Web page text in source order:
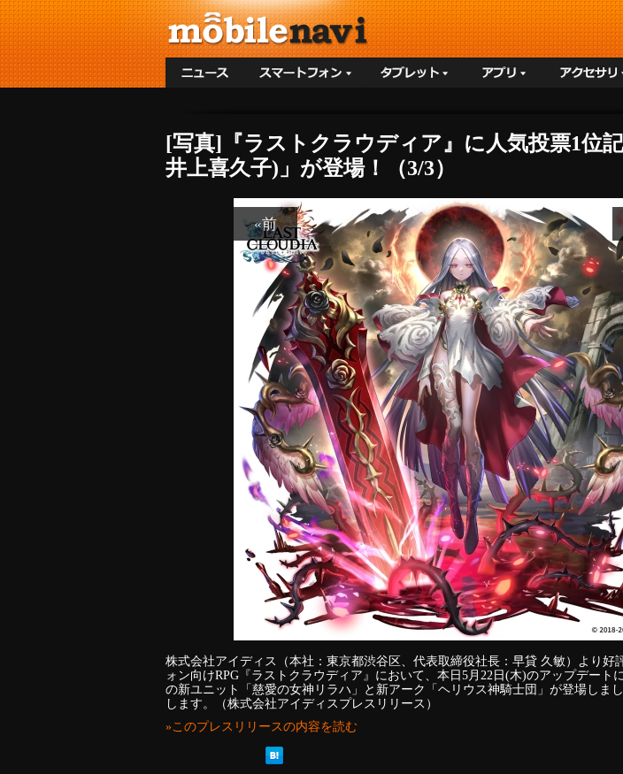
[写真]『ラストクラウディア』に人気投票1位
井上喜久子)」が登場！（3/3）
«前
株式会社アイディス（本社：東京都渋谷区、代表取締役社長：早貸 久敏）より好
ォン向けRPG『ラストクラウディア』において、本日5月22日(木)のアップデート
の新ユニット「慈愛の女神リラハ」と新アーク「ヘリウス神騎士団」が登場しま
します。（株式会社アイディスプレスリリース）
»このプレスリリースの内容を読む